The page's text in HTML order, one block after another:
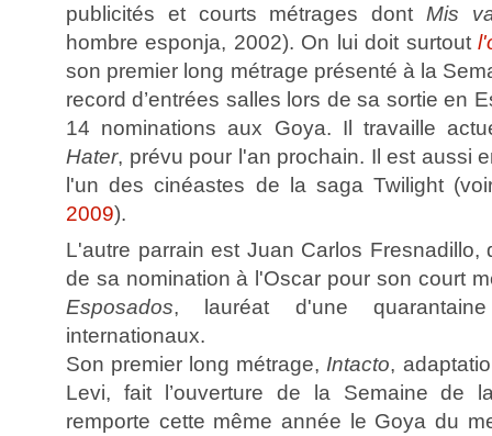
publicités et courts métrages dont Mis
hombre esponja, 2002). On lui doit surtout
son premier long métrage présenté à la
record d’entrées salles lors de sa sortie en
14 nominations aux Goya. Il travaille
Hater, prévu pour l'an prochain. Il est aussi
l'un des cinéastes de la saga Twilight
2009).
L'autre parrain est Juan Carlos Fresnadillo,
de sa nomination à l'Oscar pour son court
Esposados, lauréat d'une
internationaux.
Son premier long métrage, Intacto,
Levi, fait l’ouverture de la Semaine de
remporte cette même année le Goya du